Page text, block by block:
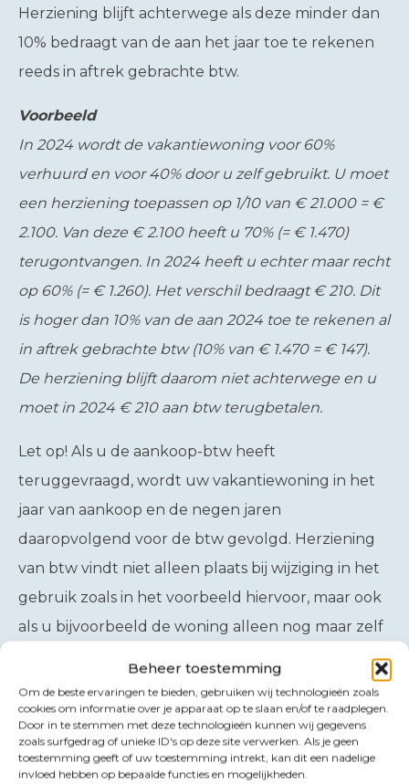
Beheer toestemming
Om de beste ervaringen te bieden, gebruiken wij technologieën zoals
cookies om informatie over je apparaat op te slaan en/of te raadplegen.
Door in te stemmen met deze technologieën kunnen wij gegevens
zoals surfgedrag of unieke ID's op deze site verwerken. Als je geen
toestemming geeft of uw toestemming intrekt, kan dit een nadelige
invloed hebben op bepaalde functies en mogelijkheden.
Herziening blijft achterwege als deze minder dan
10% bedraagt van de aan het jaar toe te rekenen
reeds in aftrek gebrachte btw.
Voorbeeld
In 2024 wordt de vakantiewoning voor 60%
verhuurd en voor 40% door u zelf gebruikt. U moet
een herziening toepassen op 1/10 van € 21.000 = €
2.100. Van deze € 2.100 heeft u 70% (= € 1.470)
terugontvangen. In 2024 heeft u echter maar recht
op 60% (= € 1.260). Het verschil bedraagt € 210. Dit
is hoger dan 10% van de aan 2024 toe te rekenen al
in aftrek gebrachte btw (10% van € 1.470 = € 147).
De herziening blijft daarom niet achterwege en u
moet in 2024 € 210 aan btw terugbetalen.
Let op! Als u de aankoop-btw heeft
teruggevraagd, wordt uw vakantiewoning in het
jaar van aankoop en de negen jaren
daaropvolgend voor de btw gevolgd. Herziening
van btw vindt niet alleen plaats bij wijziging in het
gebruik zoals in het voorbeeld hiervoor, maar ook
als u bijvoorbeeld de woning alleen nog maar zelf
gebruikt (en dus niet meer verhuurt) of als u de
woning verkoopt zonder btw. In de laatste twee
gevallen zult u de volledige btw over de nog
resterende jaren in één keer moeten
terugbetalen.